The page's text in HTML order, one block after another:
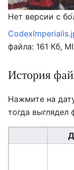
Нет версии с
файла: 161 Кб,
История
Нажмите на
тогда выглядел